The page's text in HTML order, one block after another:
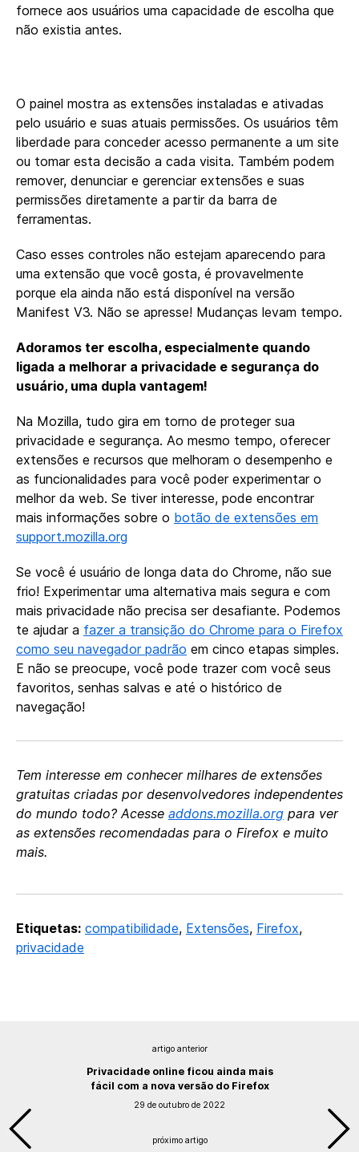
fornece aos usuários uma capacidade de escolha que
não existia antes.
O painel mostra as extensões instaladas e ativadas
pelo usuário e suas atuais permissões. Os usuários têm
liberdade para conceder acesso permanente a um site
ou tomar esta decisão a cada visita. Também podem
remover, denunciar e gerenciar extensões e suas
permissões diretamente a partir da barra de
ferramentas.
Caso esses controles não estejam aparecendo para
uma extensão que você gosta, é provavelmente
porque ela ainda não está disponível na versão
Manifest V3. Não se apresse! Mudanças levam tempo.
Adoramos ter escolha, especialmente quando
ligada a melhorar a privacidade e segurança do
usuário, uma dupla vantagem!
Na Mozilla, tudo gira em torno de proteger sua
privacidade e segurança. Ao mesmo tempo, oferecer
extensões e recursos que melhoram o desempenho e
as funcionalidades para você poder experimentar o
melhor da web. Se tiver interesse, pode encontrar
mais informações sobre o botão de extensões em
support.mozilla.org
Se você é usuário de longa data do Chrome, não sue
frio! Experimentar uma alternativa mais segura e com
mais privacidade não precisa ser desafiante. Podemos
te ajudar a fazer a transição do Chrome para o Firefox
como seu navegador padrão em cinco etapas simples.
E não se preocupe, você pode trazer com você seus
favoritos, senhas salvas e até o histórico de
navegação!
Tem interesse em conhecer milhares de extensões
gratuitas criadas por desenvolvedores independentes
do mundo todo? Acesse addons.mozilla.org para ver
as extensões recomendadas para o Firefox e muito
mais.
Etiquetas: compatibilidade, Extensões, Firefox,
privacidade
artigo anterior
Privacidade online ficou ainda mais
fácil com a nova versão do Firefox
29 de outubro de 2022
próximo artigo